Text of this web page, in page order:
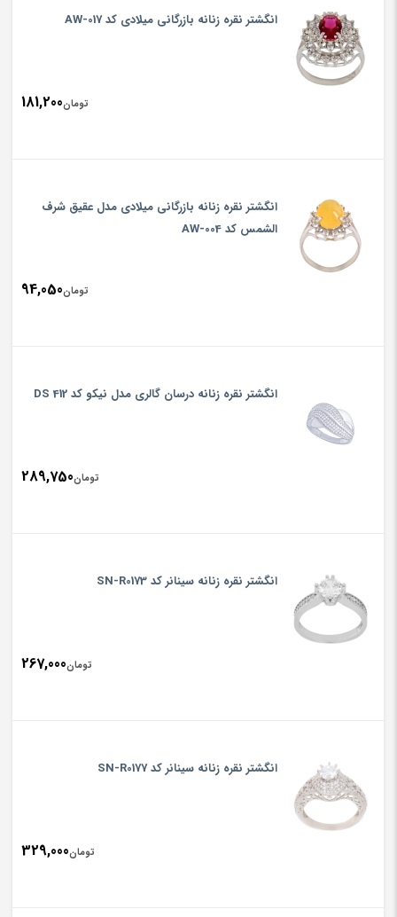
انگشتر نقره زنانه بازرگانی میلادی کد AW-017
تومان181,200
انگشتر نقره زنانه بازرگانی میلادی مدل عقیق شرف
الشمس کد AW-004
تومان94,050
انگشتر نقره زنانه درسان گالری مدل نیکو کد DS 412
تومان289,750
انگشتر نقره زنانه سینانر کد SN-R0173
تومان267,000
انگشتر نقره زنانه سینانر کد SN-R0177
تومان329,000